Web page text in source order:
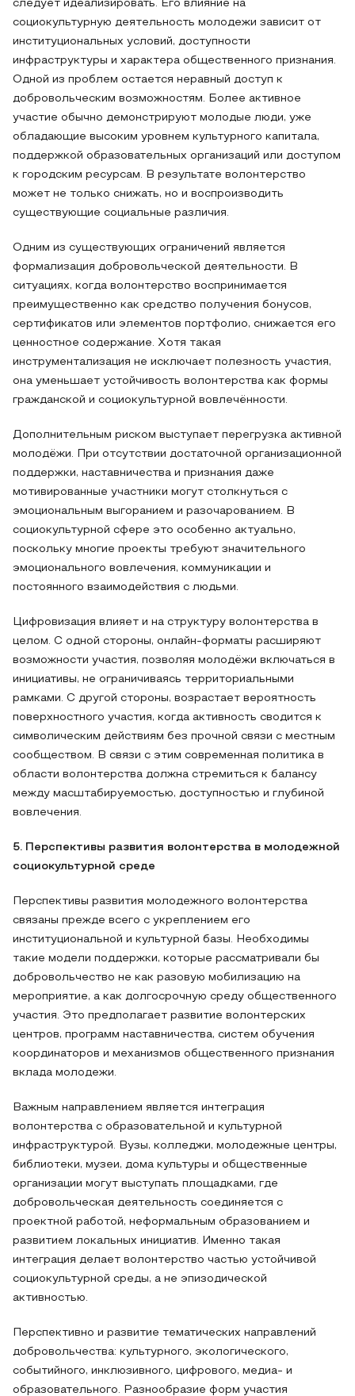
следует идеализировать. Его влияние на
социокультурную деятельность молодежи зависит от
институциональных условий, доступности
инфраструктуры и характера общественного признания.
Одной из проблем остается неравный доступ к
добровольческим возможностям. Более активное
участие обычно демонстрируют молодые люди, уже
обладающие высоким уровнем культурного капитала,
поддержкой образовательных организаций или доступом
к городским ресурсам. В результате волонтерство
может не только снижать, но и воспроизводить
существующие социальные различия.
Одним из существующих ограничений является
формализация добровольческой деятельности. В
ситуациях, когда волонтерство воспринимается
преимущественно как средство получения бонусов,
сертификатов или элементов портфолио, снижается его
ценностное содержание. Хотя такая
инструментализация не исключает полезность участия,
она уменьшает устойчивость волонтерства как формы
гражданской и социокультурной вовлечённости.
Дополнительным риском выступает перегрузка активной
молодёжи. При отсутствии достаточной организационной
поддержки, наставничества и признания даже
мотивированные участники могут столкнуться с
эмоциональным выгоранием и разочарованием. В
социокультурной сфере это особенно актуально,
поскольку многие проекты требуют значительного
эмоционального вовлечения, коммуникации и
постоянного взаимодействия с людьми.
Цифровизация влияет и на структуру волонтерства в
целом. С одной стороны, онлайн-форматы расширяют
возможности участия, позволяя молодёжи включаться в
инициативы, не ограничиваясь территориальными
рамками. С другой стороны, возрастает вероятность
поверхностного участия, когда активность сводится к
символическим действиям без прочной связи с местным
сообществом. В связи с этим современная политика в
области волонтерства должна стремиться к балансу
между масштабируемостью, доступностью и глубиной
вовлечения.
5. Перспективы развития волонтерства в молодежной
социокультурной среде
Перспективы развития молодежного волонтерства
связаны прежде всего с укреплением его
институциональной и культурной базы. Необходимы
такие модели поддержки, которые рассматривали бы
добровольчество не как разовую мобилизацию на
мероприятие, а как долгосрочную среду общественного
участия. Это предполагает развитие волонтерских
центров, программ наставничества, систем обучения
координаторов и механизмов общественного признания
вклада молодежи.
Важным направлением является интеграция
волонтерства с образовательной и культурной
инфраструктурой. Вузы, колледжи, молодежные центры,
библиотеки, музеи, дома культуры и общественные
организации могут выступать площадками, где
добровольческая деятельность соединяется с
проектной работой, неформальным образованием и
развитием локальных инициатив. Именно такая
интеграция делает волонтерство частью устойчивой
социокультурной среды, а не эпизодической
активностью.
Перспективно и развитие тематических направлений
добровольчества: культурного, экологического,
событийного, инклюзивного, цифрового, медиа- и
образовательного. Разнообразие форм участия